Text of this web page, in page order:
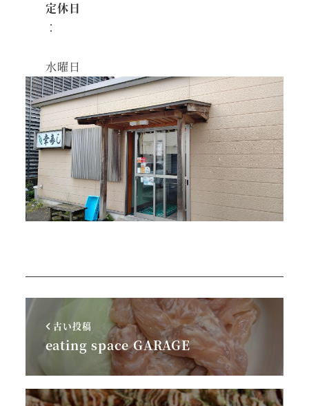
定休日
：
水曜日
古い投稿
eating space GARAGE